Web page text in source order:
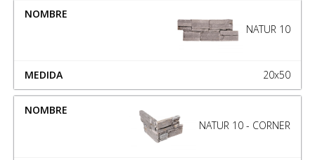
NATUR 10
20x50
NATUR 10 - CORNER